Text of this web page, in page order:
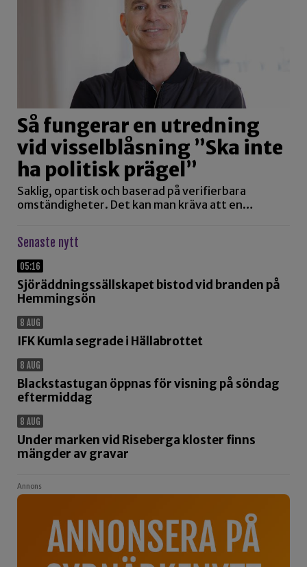
Så fungerar en utredning
vid visselblåsning ”Ska inte
ha politisk prägel”
Saklig, opartisk och baserad på verifierbara
omständigheter. Det kan man kräva att en…
Senaste nytt
05:16
Sjöräddningssällskapet bistod vid branden på
Hemmingsön
8 AUG
IFK Kumla segrade i Hällabrottet
8 AUG
Blackstastugan öppnas för visning på söndag
eftermiddag
8 AUG
Under marken vid Riseberga kloster finns
mängder av gravar
Annons